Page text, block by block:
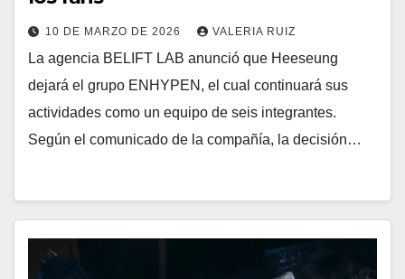
10 DE MARZO DE 2026 VALERIA RUIZ
La agencia BELIFT LAB anunció que Heeseung
dejará el grupo ENHYPEN, el cual continuará sus
actividades como un equipo de seis integrantes.
Según el comunicado de la compañía, la decisión…